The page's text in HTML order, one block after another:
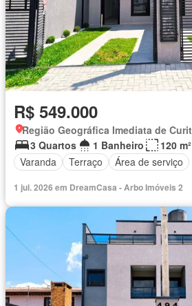
R$ 549.000
3 Quartos
1 Banheiro
120 m²
Varanda
Terraço Área de serviço
1 jul. 2026 em DreamCasa - Arbo Imóveis 2